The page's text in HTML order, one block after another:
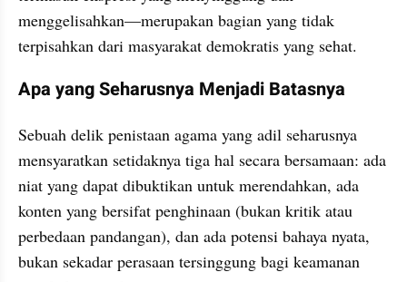
menggelisahkan—merupakan bagian yang tidak
terpisahkan dari masyarakat demokratis yang sehat.
Apa yang Seharusnya Menjadi Batasnya
Sebuah delik penistaan agama yang adil seharusnya
mensyaratkan setidaknya tiga hal secara bersamaan: ada
niat yang dapat dibuktikan untuk merendahkan, ada
konten yang bersifat penghinaan (bukan kritik atau
perbedaan pandangan), dan ada potensi bahaya nyata,
bukan sekadar perasaan tersinggung bagi keamanan